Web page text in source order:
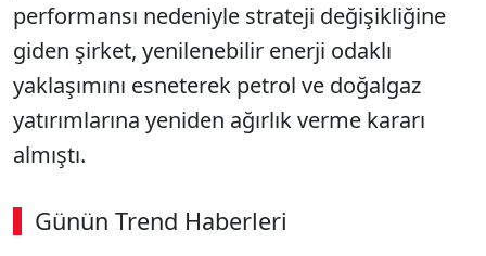
performansı nedeniyle strateji değişikliğine
giden şirket, yenilenebilir enerji odaklı
yaklaşımını esneterek petrol ve doğalgaz
yatırımlarına yeniden ağırlık verme kararı
almıştı.
Günün Trend Haberleri
00:02 / 08:15